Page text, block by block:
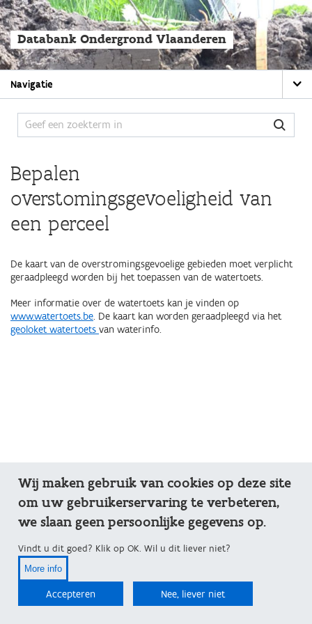
Overslaan
en
naar
de
algemene
inhoud
Databank Ondergrond Vlaanderen
Main
navigation
Navigatie
Bepalen
overstomingsgevoeligheid van
een perceel
De kaart van de overstromingsgevoelige gebieden moet verplicht
geraadpleegd worden bij het toepassen van de watertoets.
Meer informatie over de watertoets kan je vinden op
www.watertoets.be. De kaart kan worden geraadpleegd via het
geoloket watertoets van waterinfo.
Wij maken gebruik van cookies op deze site
om uw gebruikerservaring te verbeteren,
we slaan geen persoonlijke gegevens op.
Vindt u dit goed? Klik op OK. Wil u dit liever niet?
More info
Accepteren Nee, liever niet